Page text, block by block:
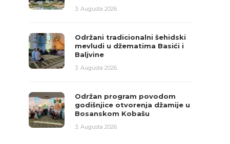
3. Augusta 2026.
Održani tradicionalni šehidski
mevludi u džematima Basići i
Baljvine
3. Augusta 2026.
Održan program povodom
godišnjice otvorenja džamije u
Bosanskom Kobašu
3. Augusta 2026.